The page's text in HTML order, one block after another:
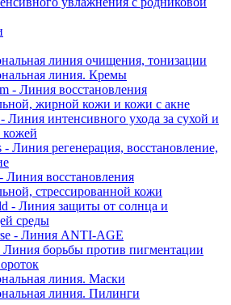
линия очищения, тонизации
линия. Кремы
- Линия восстановления
жирной кожи и кожи с акне
Линия интенсивного ухода за сухой и
кожей
- Линия регенерация, восстановление,
Линия восстановления
стрессированной кожи
- Линия защиты от солнца и
среды
- Линия ANTI-AGE
Линия борьбы против пигментации
линия. Маски
линия. Пилинги